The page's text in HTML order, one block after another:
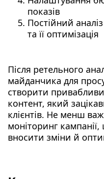
показів
Постійний
та її оптимізація
Після ретельного
майданчика для
створити
контент, який
клієнтів. Не менш
моніторинг
вносити зміни й